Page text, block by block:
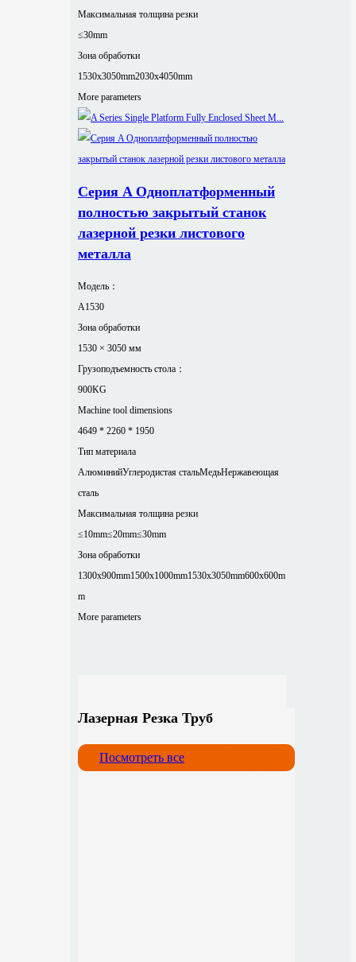
Максимальная толщина резки
≤30mm
Зона обработки
1530x3050mm2030x4050mm
More parameters
Серия A Одноплатформенный
полностью закрытый станок
лазерной резки листового
металла
Модель：
A1530
Зона обработки
1530 × 3050 мм
Грузоподъемность стола：
900KG
Machine tool dimensions
4649 * 2260 * 1950
Тип материала
АлюминийУглеродистая стальМедьНержавеющая
сталь
Максимальная толщина резки
≤10mm≤20mm≤30mm
Зона обработки
1300x900mm1500x1000mm1530x3050mm600x600m
m
More parameters
Лазерная Резка Труб
Посмотреть все